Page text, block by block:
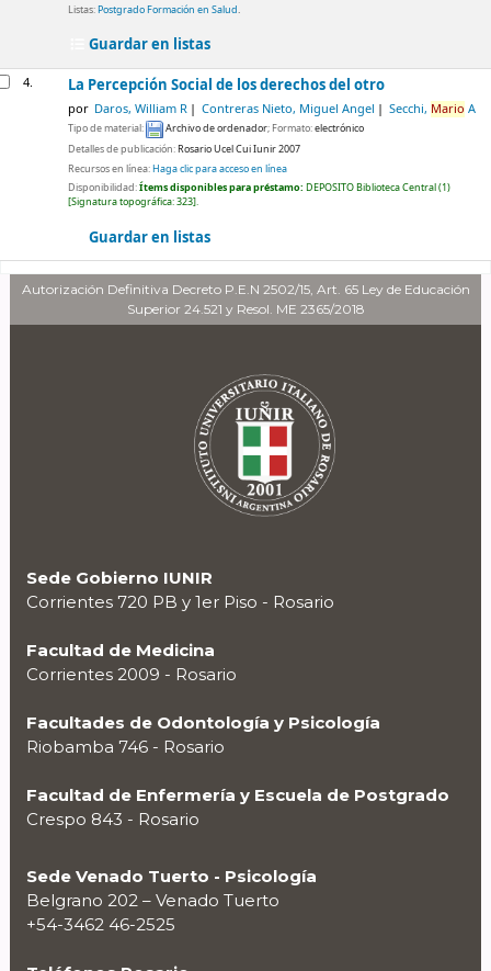
Listas:Postgrado Formación en Salud.
Guardar en listas
4. La Percepción Social de los derechos del otro
por Daros, William R Contreras Nieto, Miguel Angel Secchi, Mario A
Tipo de material: Archivo de ordenador; Formato:electrónico
Detalles de publicación:RosarioUcel Cui Iunir2007
Recursos en línea:Haga clic para acceso en línea
Disponibilidad:Ítems disponibles para préstamo: DEPOSITO Biblioteca Central(1)
Signatura topográfica:323 .
Guardar en listas
Autorización Definitiva Decreto P.E.N 2502/15, Art. 65 Ley de Educación
Superior 24.521 y Resol. ME 2365/2018
Sede Gobierno IUNIR
Corrientes 720 PB y 1er Piso - Rosario
Facultad de Medicina
Corrientes 2009 - Rosario
Facultades de Odontología y Psicología
Riobamba 746 - Rosario
Facultad de Enfermería y Escuela de Postgrado
Crespo 843 - Rosario
Sede Venado Tuerto - Psicología
Belgrano 202 – Venado Tuerto
+54-3462 46-2525